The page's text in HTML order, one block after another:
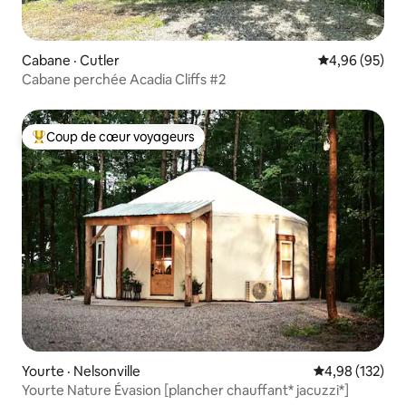
Cabane · Cutler Note
4,96 (95)
Cabane perchée Acadia Cliffs #2
Coup de cœur voyageurs parmi les plus aimés
Coup de cœur voyageurs
Yourte · Nelsonville Note
4,98 (132)
Yourte Nature Évasion [plancher chauffant* jacuzzi*]